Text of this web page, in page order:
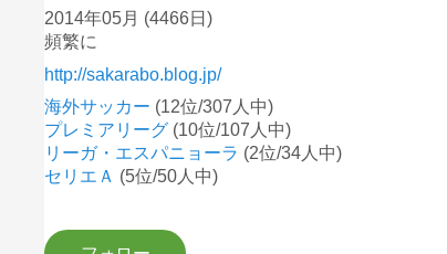
2014年05月 (4466日)
頻繁に
http://sakarabo.blog.jp/
海外サッカー (12位/307人中)
プレミアリーグ (10位/107人中)
リーガ・エスパニョーラ (2位/34人中)
セリエＡ (5位/50人中)